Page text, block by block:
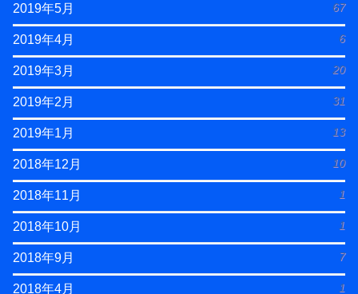
2019年5月 67
2019年4月 6
2019年3月 20
2019年2月 31
2019年1月 13
2018年12月 10
2018年11月 1
2018年10月 1
2018年9月 7
2018年4月 1